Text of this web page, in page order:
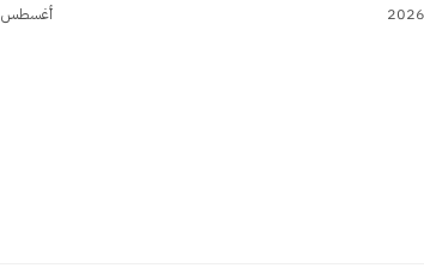
أغسطس 6, 2026